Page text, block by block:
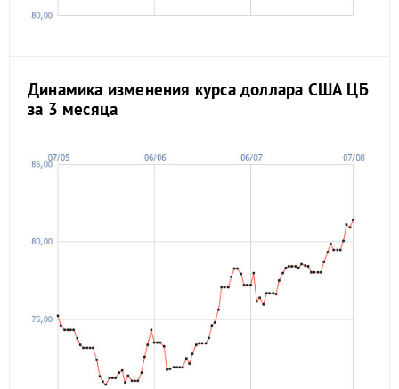
Динамика изменения курса доллара США ЦБ
за 3 месяца